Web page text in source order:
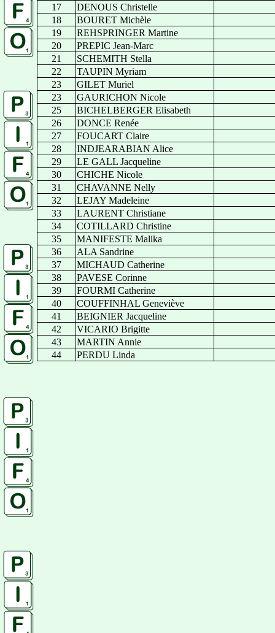
17
DENOUS Christelle
18
BOURET Michèle
19
REHSPRINGER Martine
20
PREPIC Jean-Marc
21
SCHEMITH Stella
22
TAUPIN Myriam
23
GILET Muriel
23
GAURICHON Nicole
25
BICHELBERGER Elisabeth
26
DONCE Renée
27
FOUCART Claire
28
INDJEARABIAN Alice
29
LE GALL Jacqueline
30
CHICHE Nicole
31
CHAVANNE Nelly
32
LEJAY Madeleine
33
LAURENT Christiane
34
COTILLARD Christine
35
MANIFESTE Malika
36
ALA Sandrine
37
MICHAUD Catherine
38
PAVESE Corinne
39
FOURMI Catherine
40
COUFFINHAL Geneviève
41
BEIGNIER Jacqueline
42
VICARIO Brigitte
43
MARTIN Annie
44
PERDU Linda